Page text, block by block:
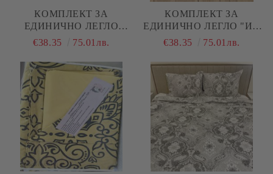
КОМПЛЕКТ ЗА
ЕДИНИЧНО ЛЕГЛО
"БЕЖОВИ ЦВЕТЯ"
€38.35 75.01лв.
КОМПЛЕКТ ЗА
ЕДИНИЧНО ЛЕГЛО "ИН
И ЯН"
€38.35 75.01лв.